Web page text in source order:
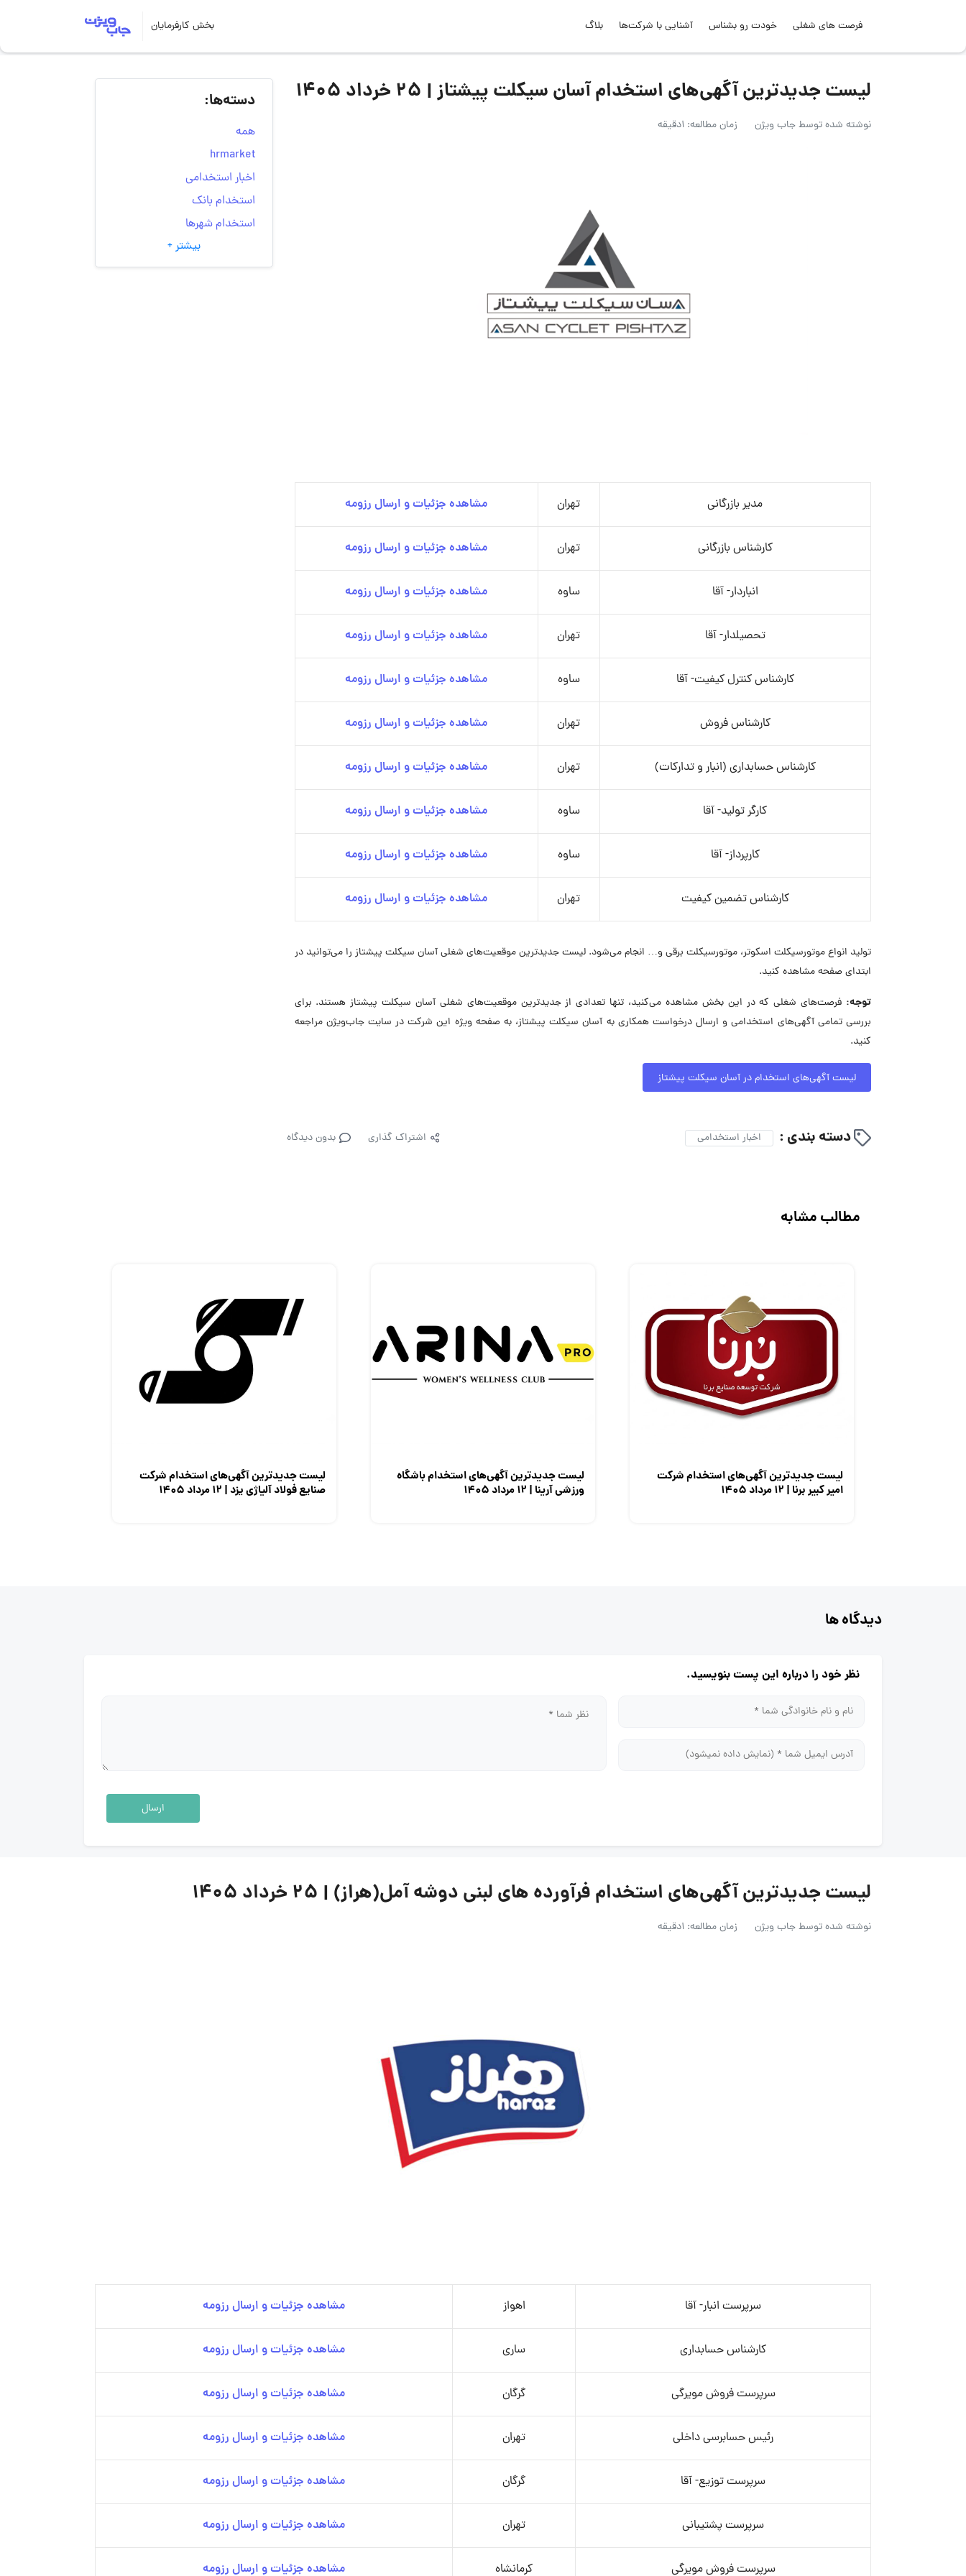
فرصت های شغلی خودت رو بشناس آشنایی با شرکت‌ها بلاگ بخش کارفرمایان
لیست جدیدترین آگهی‌های استخدام آسان سیکلت پیشتاز | ۲۵ خرداد ۱۴۰۵
نوشته شده توسطجاب ویژن زمان مطالعه: 1دقیقه
مدیر بازرگانی تهران مشاهده جزئیات و ارسال رزومه
کارشناس بازرگانی تهران مشاهده جزئیات و ارسال رزومه
انباردار- آقا ساوه مشاهده جزئیات و ارسال رزومه
تحصیلدار- آقا تهران مشاهده جزئیات و ارسال رزومه
کارشناس کنترل کیفیت- آقا ساوه مشاهده جزئیات و ارسال رزومه
کارشناس فروش تهران مشاهده جزئیات و ارسال رزومه
کارشناس حسابداری (انبار و تدارکات) تهران مشاهده جزئیات و ارسال رزومه
کارگر تولید- آقا ساوه مشاهده جزئیات و ارسال رزومه
کارپرداز- آقا ساوه مشاهده جزئیات و ارسال رزومه
کارشناس تضمین کیفیت تهران مشاهده جزئیات و ارسال رزومه
تولید انواع موتورسیکلت اسکوتر، موتورسیکلت برقی و… انجام می‌شود. لیست جدیدترین موقعیت‌های شغلی آسان سیکلت پیشتاز را می‌توانید در
ابتدای صفحه مشاهده کنید.
توجه: فرصت‌های شغلی که در این بخش مشاهده می‌کنید، تنها تعدادی از جدیدترین موقعیت‌های شغلی آسان سیکلت پیشتاز هستند. برای
بررسی تمامی آگهی‌های استخدامی و ارسال درخواست همکاری به آسان سیکلت پیشتاز، به صفحه ویژه این شرکت در سایت جاب‌ویژن مراجعه
کنید.
لیست آگهی‌های استخدام در آسان سیکلت پیشتاز
دسته بندی : اخبار استخدامی اشتراک گذاری بدون دیدگاه
دسته‌ها:
همه
hrmarket
اخبار استخدامی
استخدام بانک
استخدام شهرها
انتخاب مسیر شغلی
به‌روزرسانی‌های سایت
بیشتر +
مطالب مشابه
لیست جدیدترین آگهی‌های استخدام شرکت
امیر کبیر برنا | ۱۲ مرداد ۱۴۰۵
لیست جدیدترین آگهی‌های استخدام باشگاه
ورزشی آرینا | ۱۲ مرداد ۱۴۰۵
لیست جدیدترین آگهی‌های استخدام شرکت
صنایع فولاد آلیاژی یزد | ۱۲ مرداد ۱۴۰۵
دیدگاه ها
نظر خود را درباره این پست بنویسید.
ارسال
لیست جدیدترین آگهی‌های استخدام فرآورده های لبنی دوشه آمل(هراز) | ۲۵ خرداد ۱۴۰۵
نوشته شده توسطجاب ویژن زمان مطالعه: 1دقیقه
سرپرست انبار- آقا اهواز مشاهده جزئیات و ارسال رزومه
کارشناس حسابداری ساری مشاهده جزئیات و ارسال رزومه
سرپرست فروش مویرگی گرگان مشاهده جزئیات و ارسال رزومه
رئیس حسابرسی داخلی تهران مشاهده جزئیات و ارسال رزومه
سرپرست توزیع- آقا گرگان مشاهده جزئیات و ارسال رزومه
سرپرست پشتیبانی تهران مشاهده جزئیات و ارسال رزومه
سرپرست فروش مویرگی کرمانشاه مشاهده جزئیات و ارسال رزومه